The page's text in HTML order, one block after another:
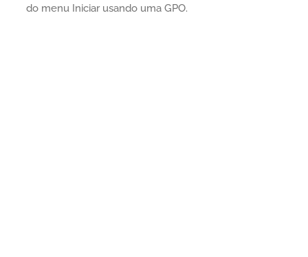
do menu Iniciar usando uma GPO.